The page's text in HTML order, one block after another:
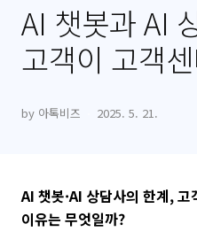
AI 챗봇과 AI
고객이 고객
by 아톡비즈 2025. 5. 21.
AI 챗봇·AI 상담사의 한계,
이유는 무엇일까?